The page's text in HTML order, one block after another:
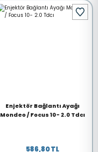
Enjektör Bağlantı Ayağı
Mondeo / Focus 10- 2.0 Tdcı
586,80 TL